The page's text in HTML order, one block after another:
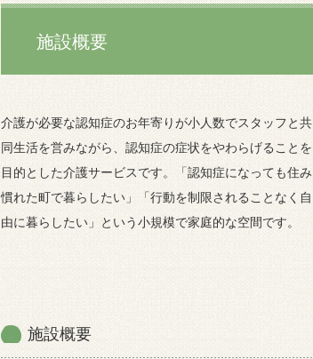
施設概要
介護が必要な認知症のお年寄りが小人数でスタッフと共
同生活を営みながら、認知症の症状をやわらげることを
目的とした介護サービスです。「認知症になっても住み
慣れた町で暮らしたい」「行動を制限されることなく自
由に暮らしたい」という小規模で家庭的な空間です。
施設概要